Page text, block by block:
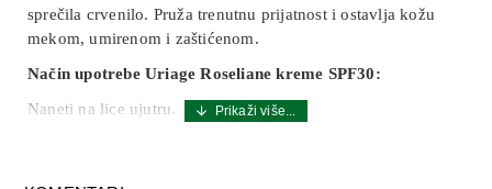
sprečila crvenilo. Pruža trenutnu prijatnost i ostavlja kožu
mekom, umirenom i zaštićenom.
Način upotrebe Uriage Roseliane kreme SPF30:
Naneti na lice ujutru.